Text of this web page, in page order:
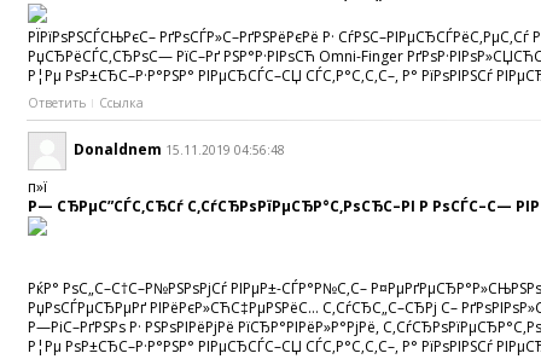
РЇРїРѕРЅСЃСЊРєС– РґРѕСЃР»С–РґРЅРёРєРё Р·
РџСЂРёСЃС‚СЂРѕС— РїС–Рґ РЅР°Р·РІРѕСЋ Omni-Finger
Р¦Рµ РѕР±СЂС–Р·Р°РЅР° РІРµСЂСЃС–СЏ СЃС‚Р°С‚С‚С–, Р° РїРѕРІРЅСѓ
Ответить Ссылка
Donaldnem 15.11.2019 04:56:48
п»ї
Р— СЂРµС”СЃС‚СЂСѓ С‚СѓСЂРѕРїРµСЂР°С‚РѕСЂС–РІ Р РѕСЃС–С—
РќР° РѕС„С–С†С–Р№РЅРѕРјСѓ РІРµР±-СЃР°Р№С‚С–
РџРѕСЃРµСЂРµРґ РІРёРєР»СЋС‡РµРЅРёС… С‚СѓСЂС„С–СЂРј С–
Р—РіС–РґРЅРѕ Р· РЅРѕРІРёРјРё РїСЂР°РІРёР»Р°РјРё,
Р¦Рµ РѕР±СЂС–Р·Р°РЅР° РІРµСЂСЃС–СЏ СЃС‚Р°С‚С‚С–, Р° РїРѕРІРЅСѓ